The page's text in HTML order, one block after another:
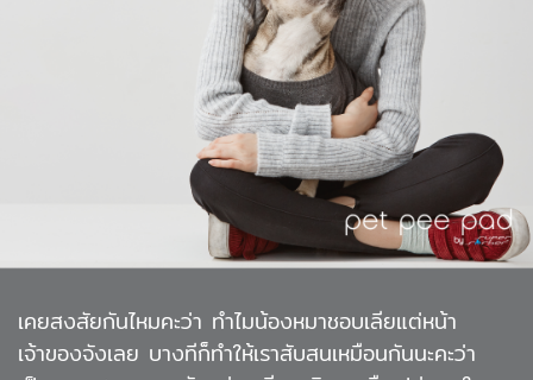
เคยสงสัยกันไหมคะว่า ทำไมน้องหมาชอบเลียแต่หน้า
เจ้าของจังเลย บางทีก็ทำให้เราสับสนเหมือนกันนะคะว่า